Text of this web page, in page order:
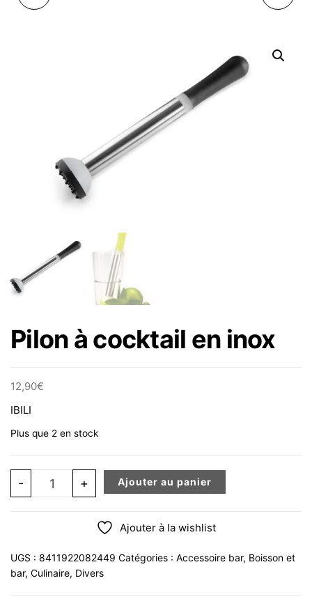
Pilon à cocktail en inox
12,90€
IBILI
Plus que 2 en stock
- quantité de Pilon à cocktail en inox
+ Ajouter au panier
Ajouter à la wishlist
UGS : 8411922082449 Catégories : Accessoire bar, Boisson et
bar, Culinaire, Divers